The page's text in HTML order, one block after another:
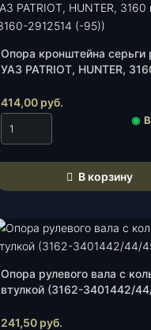
-
1
)
4
0
.
Опора кронштейна серьги
УАЗ PATRIOT, HUNTER,
414,00 руб.
◉
В корзину
Опора рулевого вала с
втулкой (3162-3401442/
241,50 руб.